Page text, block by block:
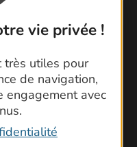
vie privée !
très utiles pour
de navigation,
engagement avec
nous !